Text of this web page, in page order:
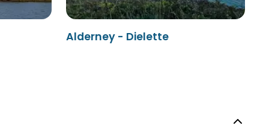
Alderney - Dielette